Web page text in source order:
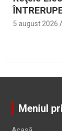
5 august 2026
Meniul